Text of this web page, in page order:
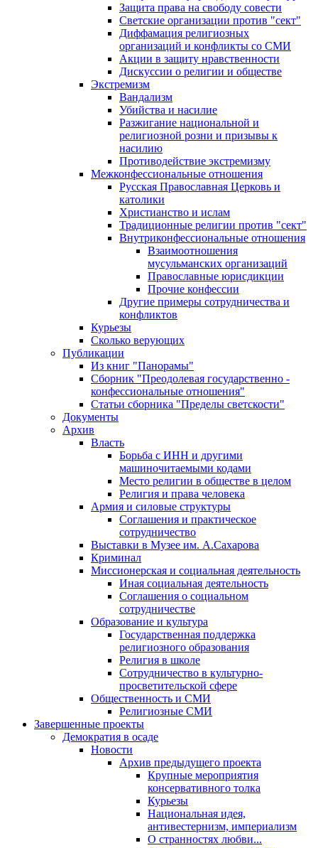
Защита права на свободу совести
Светские организации против "сект"
Диффамация религиозных
организаций и конфликты со СМИ
Акции в защиту нравственности
Дискуссии о религии и обществе
Экстремизм
Вандализм
Убийства и насилие
Разжигание национальной и
религиозной розни и призывы к
насилию
Противодействие экстремизму
Межконфессиональные отношения
Русская Православная Церковь и
католики
Христианство и ислам
Традиционные религии против "сект"
Внутриконфессиональные отношения
Взаимоотношения
мусульманских организаций
Православные юрисдикции
Прочие конфессии
Другие примеры сотрудничества и
конфликтов
Курьезы
Сколько верующих
Публикации
Из книг "Панорамы"
Сборник "Преодолевая государственно -
конфессиональные отношения"
Статьи сборника "Пределы светскости"
Документы
Архив
Власть
Борьба с ИНН и другими
машиночитаемыми кодами
Место религии в обществе в целом
Религия и права человека
Армия и силовые структуры
Соглашения и практическое
сотрудничество
Выставки в Музее им. А.Сахарова
Криминал
Миссионерская и социальная деятельность
Иная социальная деятельность
Соглашения о социальном
сотрудничестве
Образование и культура
Государственная поддержка
религиозного образования
Религия в школе
Сотрудничество в культурно-
просветительской сфере
Общественность и СМИ
Религиозные СМИ
Завершенные проекты
Демократия в осаде
Новости
Архив предыдущего проекта
Крупные мероприятия
консервативного толка
Курьезы
Национальная идея,
антивестернизм, империализм
О странностях любви...